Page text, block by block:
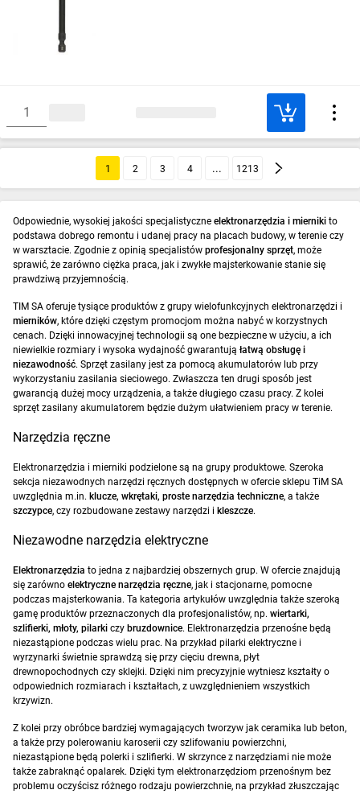
1 2 3 4 1213
Odpowiednie, wysokiej jakości specjalistyczne elektronarzędzia i mierniki to
podstawa dobrego remontu i udanej pracy na placach budowy, w terenie czy
w warsztacie. Zgodnie z opinią specjalistów profesjonalny sprzęt, może
sprawić, że zarówno ciężka praca, jak i zwykłe majsterkowanie stanie się
prawdziwą przyjemnością.
TIM SA oferuje tysiące produktów z grupy wielofunkcyjnych elektronarzędzi i
mierników, które dzięki częstym promocjom można nabyć w korzystnych
cenach. Dzięki innowacyjnej technologii są one bezpieczne w użyciu, a ich
niewielkie rozmiary i wysoka wydajność gwarantują łatwą obsługę i
niezawodność. Sprzęt zasilany jest za pomocą akumulatorów lub przy
wykorzystaniu zasilania sieciowego. Zwłaszcza ten drugi sposób jest
gwarancją dużej mocy urządzenia, a także długiego czasu pracy. Z kolei
sprzęt zasilany akumulatorem będzie dużym ułatwieniem pracy w terenie.
Narzędzia ręczne
Elektronarzędzia i mierniki podzielone są na grupy produktowe. Szeroka
sekcja niezawodnych narzędzi ręcznych dostępnych w ofercie sklepu TiM SA
uwzględnia m.in. klucze, wkrętaki, proste narzędzia techniczne, a także
szczypce, czy rozbudowane zestawy narzędzi i kleszcze.
Niezawodne narzędzia elektryczne
Elektronarzędzia to jedna z najbardziej obszernych grup. W ofercie znajdują
się zarówno elektryczne narzędzia ręczne, jak i stacjonarne, pomocne
podczas majsterkowania. Ta kategoria artykułów uwzględnia także szeroką
gamę produktów przeznaczonych dla profesjonalistów, np. wiertarki,
szlifierki, młoty, pilarki czy bruzdownice. Elektronarzędzia przenośne będą
niezastąpione podczas wielu prac. Na przykład pilarki elektryczne i
wyrzynarki świetnie sprawdzą się przy cięciu drewna, płyt
drewnopochodnych czy sklejki. Dzięki nim precyzyjnie wytniesz kształty o
odpowiednich rozmiarach i kształtach, z uwzględnieniem wszystkich
krzywizn.
Z kolei przy obróbce bardziej wymagających tworzyw jak ceramika lub beton,
a także przy polerowaniu karoserii czy szlifowaniu powierzchni,
niezastąpione będą polerki i szlifierki. W skrzynce z narzędziami nie może
także zabraknąć opalarek. Dzięki tym elektronarzędziom przenośnym bez
problemu oczyścisz różnego rodzaju powierzchnie, na przykład złuszczając